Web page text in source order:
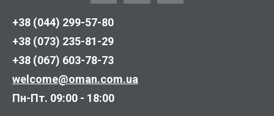
+38 (044) 299-57-80
+38 (073) 235-81-29
+38 (067) 603-78-73
welcome@oman.com.ua
Пн-Пт. 09:00 - 18:00